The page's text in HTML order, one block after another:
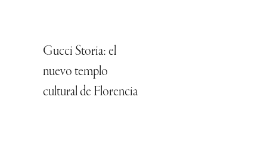
Gucci Storia: el
nuevo templo
cultural de Florencia